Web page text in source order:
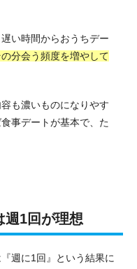
い時間からおうちデー
分会う頻度を増やして
も濃いものになりやす
食事デートが基本で、た
週1回が理想
週に1回』という結果に